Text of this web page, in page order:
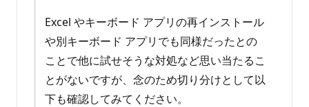
Excel やキーボード アプリの再インストール
や別キーボード アプリでも同様だったとの
ことで他に試せそうな対処など思い当たるこ
とがないですが、念のため切り分けとして以
下も確認してみてください。